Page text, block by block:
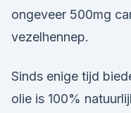
ongeveer 500mg
vezelhennep.
Sinds enige tijd
olie is 100%